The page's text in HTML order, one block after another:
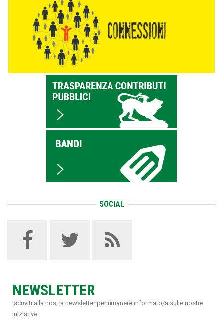
SOCIAL
NEWSLETTER
Iscriviti alla nostra newsletter per rimanere informato/a sulle nostre
iniziative.